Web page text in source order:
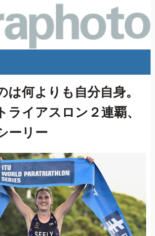
は何よりも自分自身。
ライアスロン２連覇、
ーリー